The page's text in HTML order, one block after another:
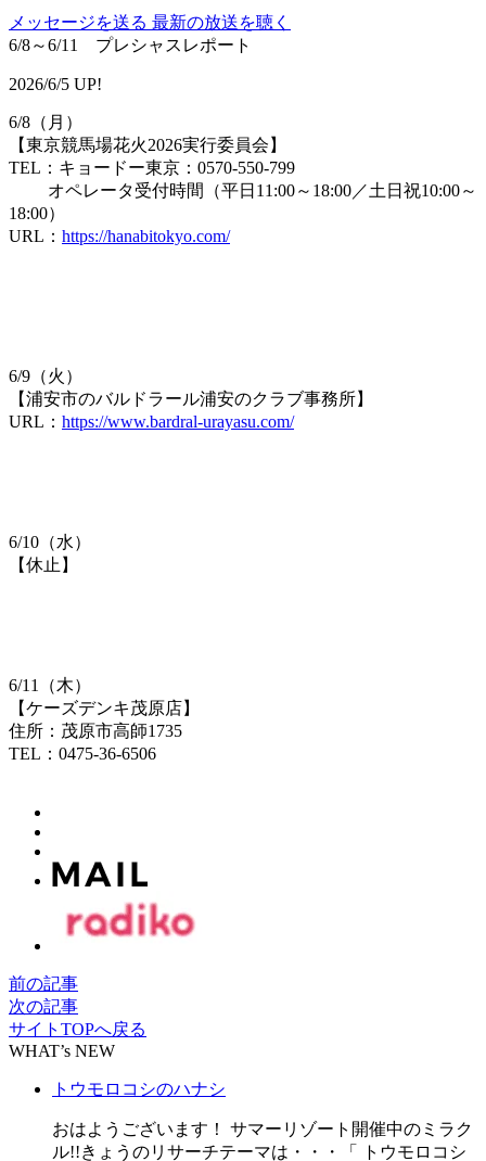
メッセージを送る 最新の放送を聴く
6/8～6/11 プレシャスレポート
2026/6/5 UP!
6/8（月）
【東京競馬場花火2026実行委員会】
TEL：キョードー東京：0570-550-799
オペレータ受付時間（平日11:00～18:00／土日祝10:00～
18:00）
URL： https://hanabitokyo.com/
6/9（火）
【浦安市のバルドラール浦安のクラブ事務所】
URL： https://www.bardral-urayasu.com/
6/10（水）
【休止】
6/11（木）
【ケーズデンキ茂原店】
住所：茂原市高師1735
TEL：0475-36-6506
前の記事
次の記事
サイトTOPへ戻る
WHAT’s NEW
トウモロコシのハナシ
おはようございます！ サマーリゾート開催中のミラク
ル!!きょうのリサーチテーマは・・・「 トウモロコシ